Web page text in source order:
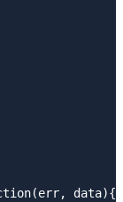
data){